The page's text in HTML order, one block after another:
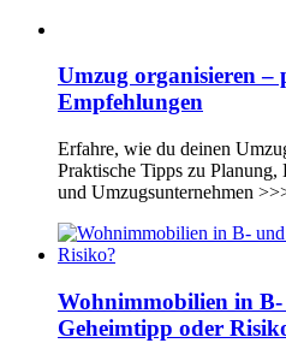
Umzug organisieren
Empfehlungen
Erfahre, wie du deinen
Praktische Tipps zu
und Umzugsunternehmen
Wohnimmobilien in
Geheimtipp oder